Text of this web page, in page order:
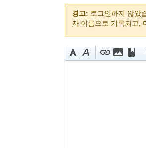
경고: 로그인하지 않았
자 이름으로 기록되고,